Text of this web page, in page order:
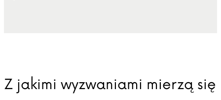
Z jakimi wyzwaniami mierzą się